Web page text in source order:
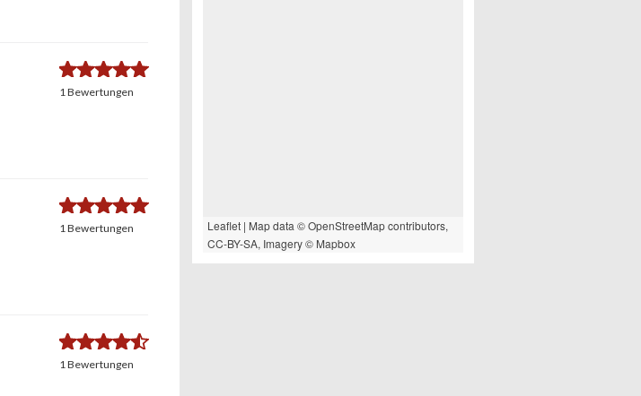
5.0
1 Bewertungen
5.0
1 Bewertungen
4.6
1 Bewertungen
Leaflet| Map data ©OpenStreetMapcontributors,
CC-BY-SA, Imagery © Mapbox